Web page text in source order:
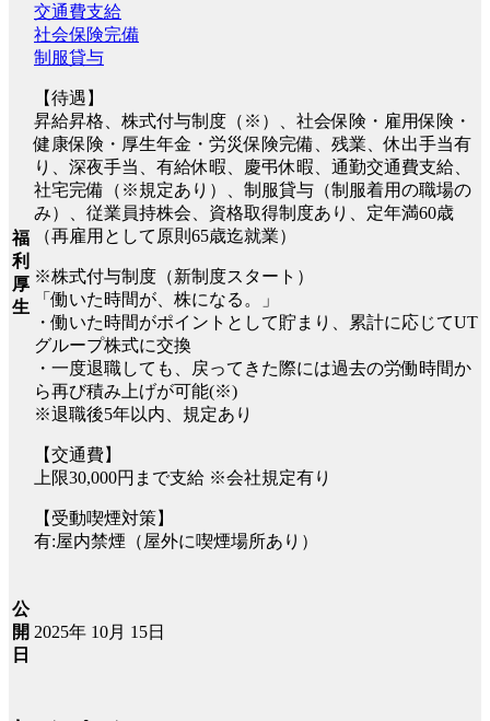
福
利
厚
生
交通費支給
社会保険完備
制服貸与
【待遇】
昇給昇格、株式付与制度（※）、社会保険・雇用保険・
健康保険・厚生年金・労災保険完備、残業、休出手当有
り、深夜手当、有給休暇、慶弔休暇、通勤交通費支給、
社宅完備（※規定あり）、制服貸与（制服着用の職場の
み）、従業員持株会、資格取得制度あり、定年満60歳
（再雇用として原則65歳迄就業）
※株式付与制度（新制度スタート）
「働いた時間が、株になる。」
・働いた時間がポイントとして貯まり、累計に応じてUT
グループ株式に交換
・一度退職しても、戻ってきた際には過去の労働時間か
ら再び積み上げが可能(※)
※退職後5年以内、規定あり
【交通費】
上限30,000円まで支給 ※会社規定有り
【受動喫煙対策】
有:屋内禁煙（屋外に喫煙場所あり）
公
開
日
2025年 10月 15日